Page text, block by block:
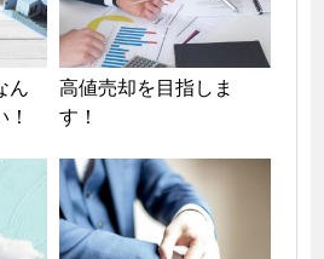
ん
高値売却を目指しま
す！